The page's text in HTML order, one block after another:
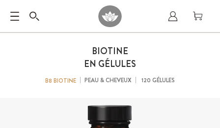
BIOTINE
EN GÉLULES
B8 BIOTINE PEAU & CHEVEUX 120 GÉLULES